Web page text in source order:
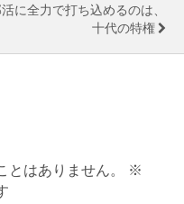
に全力で打ち込めるのは、
十代の特権
はありません。
※